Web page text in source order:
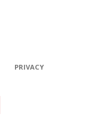
PRIVACY